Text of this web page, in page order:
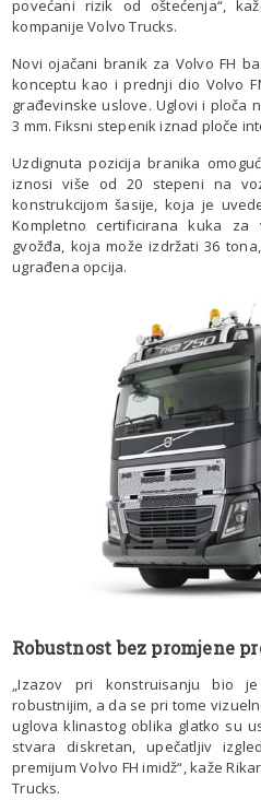
povećani rizik od oštećenja“,
kompanije Volvo Trucks.
Novi ojačani branik za Volvo FH
konceptu kao i prednji dio Volvo
građevinske uslove. Uglovi i ploča
3 mm. Fiksni stepenik iznad ploče
Uzdignuta pozicija branika
iznosi više od 20 stepeni na
konstrukcijom šasije, koja je
Kompletno certificirana kuka
gvožđa, koja može izdržati 36
ugrađena opcija.
Robustnost bez promjene
„Izazov pri konstruisanju bio
robustnijim, a da se pri tome
uglova klinastog oblika glatko su
stvara diskretan, upečatljiv
premijum Volvo FH imidž“, kaže
Trucks.